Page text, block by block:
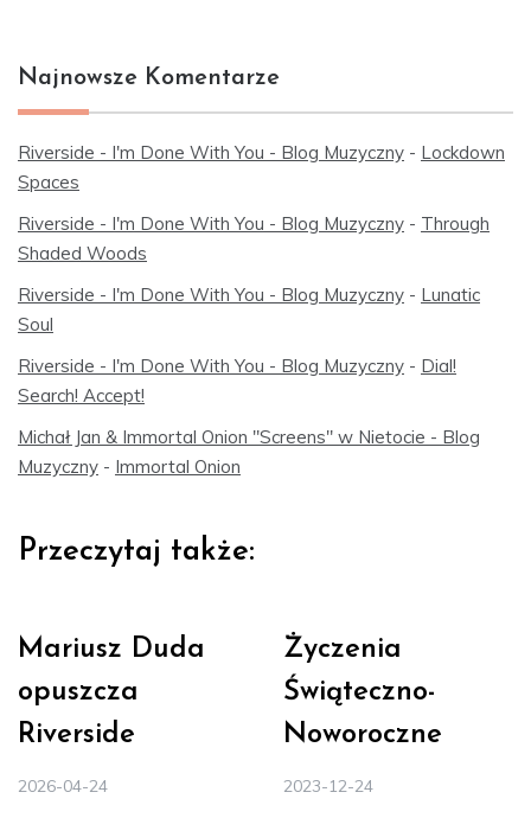
Najnowsze Komentarze
Riverside - I'm Done With You - Blog Muzyczny - Lockdown
Spaces
Riverside - I'm Done With You - Blog Muzyczny - Through
Shaded Woods
Riverside - I'm Done With You - Blog Muzyczny - Lunatic
Soul
Riverside - I'm Done With You - Blog Muzyczny - Dial!
Search! Accept!
Michał Jan & Immortal Onion "Screens" w Nietocie - Blog
Muzyczny - Immortal Onion
Przeczytaj także:
Mariusz Duda
opuszcza
Riverside
2026-04-24
Życzenia
Świąteczno-
Noworoczne
2023-12-24